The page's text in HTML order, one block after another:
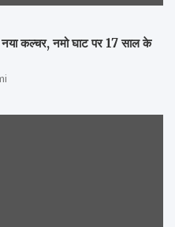
नया कल्चर, नमो घाट पर 17 साल के